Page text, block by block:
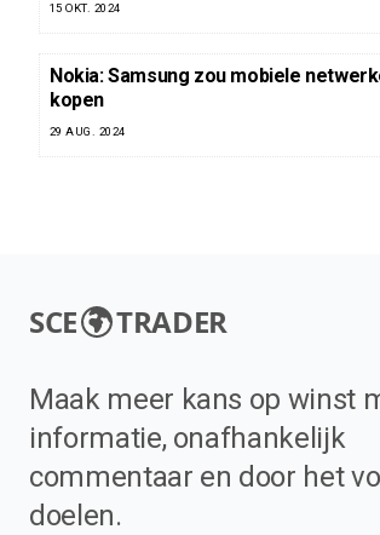
15 OKT. 2024
Nokia: Samsung zou mobiele
kopen
29 AUG. 2024
SCE TRADER
Maak meer kans op winst
informatie, onafhankelijk
commentaar en door het
doelen.